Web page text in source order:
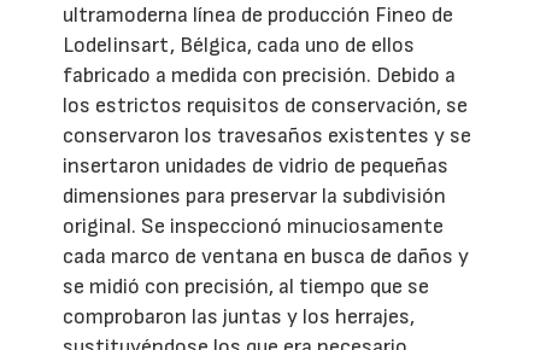
ultramoderna línea de producción Fineo de
Lodelinsart, Bélgica, cada uno de ellos
fabricado a medida con precisión. Debido a
los estrictos requisitos de conservación, se
conservaron los travesaños existentes y se
insertaron unidades de vidrio de pequeñas
dimensiones para preservar la subdivisión
original. Se inspeccionó minuciosamente
cada marco de ventana en busca de daños y
se midió con precisión, al tiempo que se
comprobaron las juntas y los herrajes,